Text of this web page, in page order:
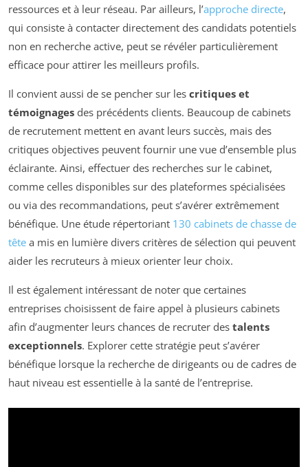
ressources et à leur réseau. Par ailleurs, l’approche directe,
qui consiste à contacter directement des candidats potentiels
non en recherche active, peut se révéler particulièrement
efficace pour attirer les meilleurs profils.
Il convient aussi de se pencher sur les critiques et
témoignages des précédents clients. Beaucoup de cabinets
de recrutement mettent en avant leurs succès, mais des
critiques objectives peuvent fournir une vue d’ensemble plus
éclairante. Ainsi, effectuer des recherches sur le cabinet,
comme celles disponibles sur des plateformes spécialisées
ou via des recommandations, peut s’avérer extrêmement
bénéfique. Une étude répertoriant 130 cabinets de chasse de
tête a mis en lumière divers critères de sélection qui peuvent
aider les recruteurs à mieux orienter leur choix.
Il est également intéressant de noter que certaines
entreprises choisissent de faire appel à plusieurs cabinets
afin d’augmenter leurs chances de recruter des talents
exceptionnels. Explorer cette stratégie peut s’avérer
bénéfique lorsque la recherche de dirigeants ou de cadres de
haut niveau est essentielle à la santé de l’entreprise.